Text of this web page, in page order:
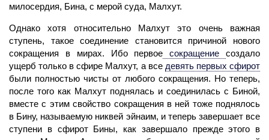
милосердия, Бина, с мерой суда, Малхут.
Однако хотя относительноМалхутэто очень важная
ступень, такое соединение становится причиной нового
сокращения в мирах. Ибопервое сокращениесоздало
ущерб только в сфире Малхут, а все девять первых сфирот
были полностью чисты от любого сокращения. Но теперь,
после того как Малхут поднялась и соединилась с Биной,
вместе с этим свойство сокращения в ней тоже поднялось
в Бину, называемую никвей эйнаим, и теперь завершает все
ступени в сфирот Бины, как завершало прежде этого в